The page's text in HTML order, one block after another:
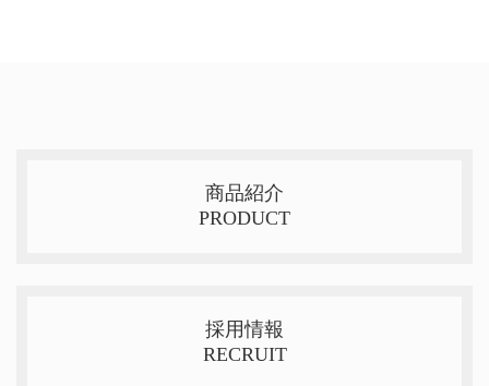
商品紹介
PRODUCT
採用情報
RECRUIT